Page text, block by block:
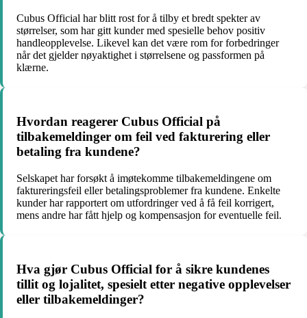
Cubus Official har blitt rost for å tilby et bredt spekter av
størrelser, som har gitt kunder med spesielle behov positiv
handleopplevelse. Likevel kan det være rom for forbedringer
når det gjelder nøyaktighet i størrelsene og passformen på
klærne.
Hvordan reagerer Cubus Official på
tilbakemeldinger om feil ved fakturering eller
betaling fra kundene?
Selskapet har forsøkt å imøtekomme tilbakemeldingene om
faktureringsfeil eller betalingsproblemer fra kundene. Enkelte
kunder har rapportert om utfordringer ved å få feil korrigert,
mens andre har fått hjelp og kompensasjon for eventuelle feil.
Hva gjør Cubus Official for å sikre kundenes
tillit og lojalitet, spesielt etter negative opplevelser
eller tilbakemeldinger?